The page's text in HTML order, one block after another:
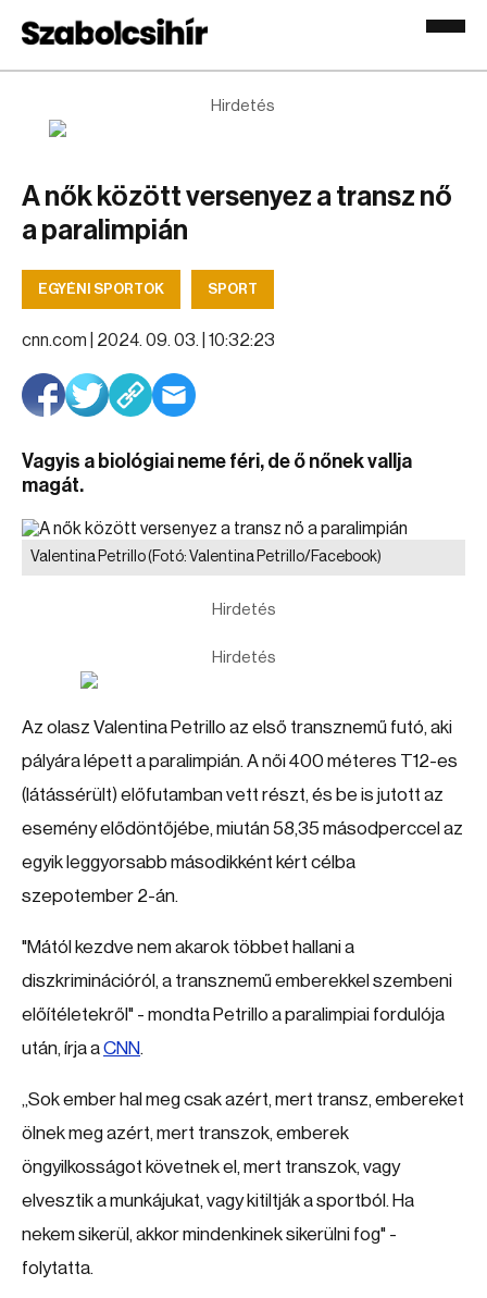
Hirdetés
A nők között versenyez a transz nő
a paralimpián
EGYÉNI SPORTOK SPORT
cnn.com | 2024. 09. 03. | 10:32:23
Vagyis a biológiai neme féri, de ő nőnek vallja
magát.
Valentina Petrillo(Fotó: Valentina Petrillo/Facebook)
Hirdetés
Hirdetés
Az olasz Valentina Petrillo az első transznemű futó, aki
pályára lépett a paralimpián. A női 400 méteres T12-es
(látássérült) előfutamban vett részt, és be is jutott az
esemény elődöntőjébe, miután 58,35 másodperccel az
egyik leggyorsabb másodikként kért célba
szepotember 2-án.
"Mától kezdve nem akarok többet hallani a
diszkriminációról, a transznemű emberekkel szembeni
előítéletekről" - mondta Petrillo a paralimpiai fordulója
után, írja aCNN.
„Sok ember hal meg csak azért, mert transz, embereket
ölnek meg azért, mert transzok, emberek
öngyilkosságot követnek el, mert transzok, vagy
elvesztik a munkájukat, vagy kitiltják a sportból. Ha
nekem sikerül, akkor mindenkinek sikerülni fog" -
folytatta.